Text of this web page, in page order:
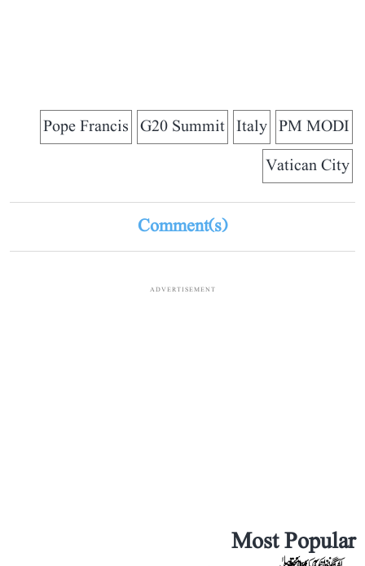
PM MODI
Italy
G20 Summit
Pope Francis
Vatican City
Comment(s)
ADVERTISEMENT
Most Popular